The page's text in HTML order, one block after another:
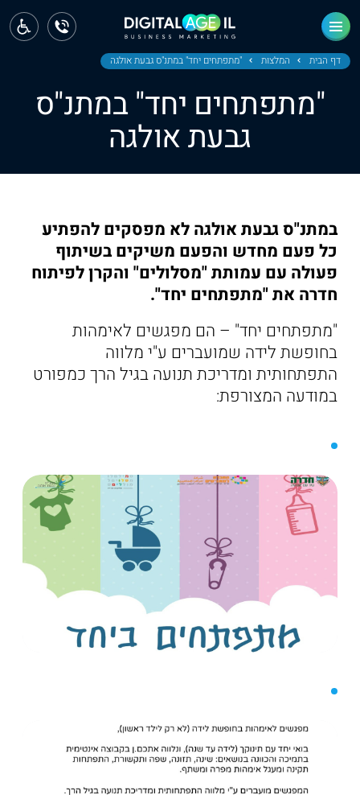
דף הבית המלצות "מתפתחים יחד" במתנ"ס גבעת אולגה
"מתפתחים יחד" במתנ"ס
גבעת אולגה
במתנ"ס גבעת אולגה לא מפסקים להפתיע
כל פעם מחדש והפעם משיקים בשיתוף
פעולה עם עמותת "מסלולים" והקרן לפיתוח
חדרה את "מתפתחים יחד".
"מתפתחים יחד" – הם מפגשים לאימהות
בחופשת לידה שמועברים ע"י מלווה
התפתחותית ומדריכת תנועה בגיל הרך כמפורט
במודעה המצורפת:
ראשי
חדשות
מחוז צפון
מחוז חיפה
מחוז מרכז
ירושלים
תל אביב